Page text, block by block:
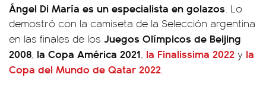
Ángel Di María es un especialista en golazos. Lo
demostró con la camiseta de la Selección argentina
en las finales de los Juegos Olímpicos de Beijing
2008, la Copa América 2021, la Finalissima 2022 y la
Copa del Mundo de Qatar 2022.